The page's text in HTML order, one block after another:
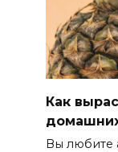
Как
Вы любите